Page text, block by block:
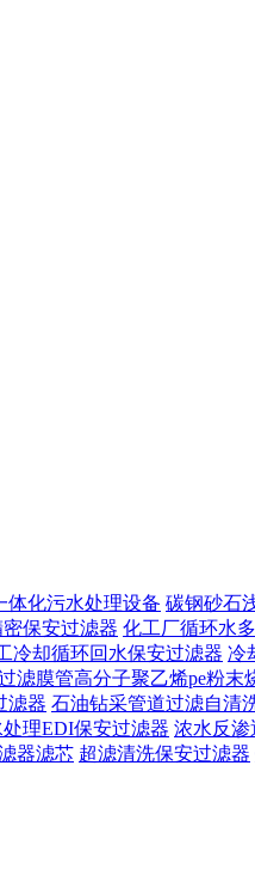
体化污水处理设备 碳钢砂石
保安过滤器 化工厂循环水
冷却循环回水保安过滤器 冷
滤膜管高分子聚乙烯pe粉末
滤器 石油钻采管道过滤自清
理EDI保安过滤器 浓水反渗
器滤芯 超滤清洗保安过滤器